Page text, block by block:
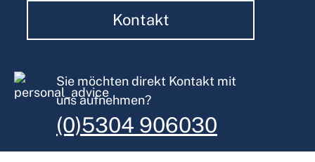
Kontakt
Sie möchten direkt Kontakt mit
uns aufnehmen?
(0)5304 906030